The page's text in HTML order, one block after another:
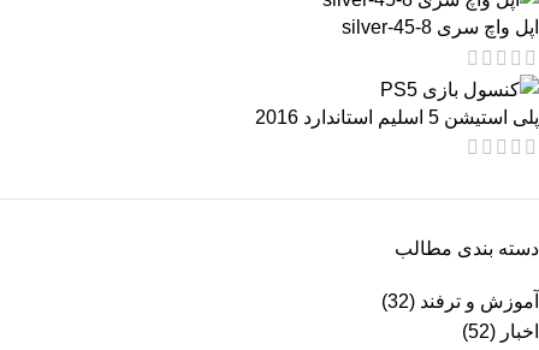
اپل واچ سری 8-45-silver
پلی استیشن 5 اسلیم استاندارد 2016
دسته بندی مطالب
آموزش و ترفند (32)
اخبار (52)